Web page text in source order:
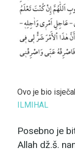
Ovo je bio
ILMIHAL
Posebno je
Allah dž.š.